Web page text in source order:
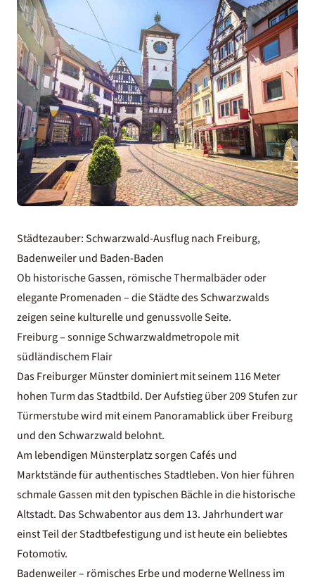
Städtezauber: Schwarzwald-Ausflug nach Freiburg,
Badenweiler und Baden-Baden
Ob historische Gassen, römische Thermalbäder oder
elegante Promenaden – die Städte des Schwarzwalds
zeigen seine kulturelle und genussvolle Seite.
Freiburg – sonnige Schwarzwaldmetropole mit
südländischem Flair
Das Freiburger Münster dominiert mit seinem 116 Meter
hohen Turm das Stadtbild. Der Aufstieg über 209 Stufen zur
Türmerstube wird mit einem Panoramablick über Freiburg
und den Schwarzwald belohnt.
Am lebendigen Münsterplatz sorgen Cafés und
Marktstände für authentisches Stadtleben. Von hier führen
schmale Gassen mit den typischen Bächle in die historische
Altstadt. Das Schwabentor aus dem 13. Jahrhundert war
einst Teil der Stadtbefestigung und ist heute ein beliebtes
Fotomotiv.
Badenweiler – römisches Erbe und moderne Wellness im